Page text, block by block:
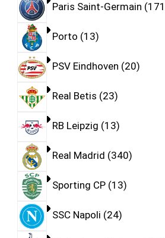
Paris Saint-Germain 171
Porto 13
PSV Eindhoven 20
Real Betis 23
RB Leipzig 13
Real Madrid 340
Sporting CP 13
SSC Napoli 24